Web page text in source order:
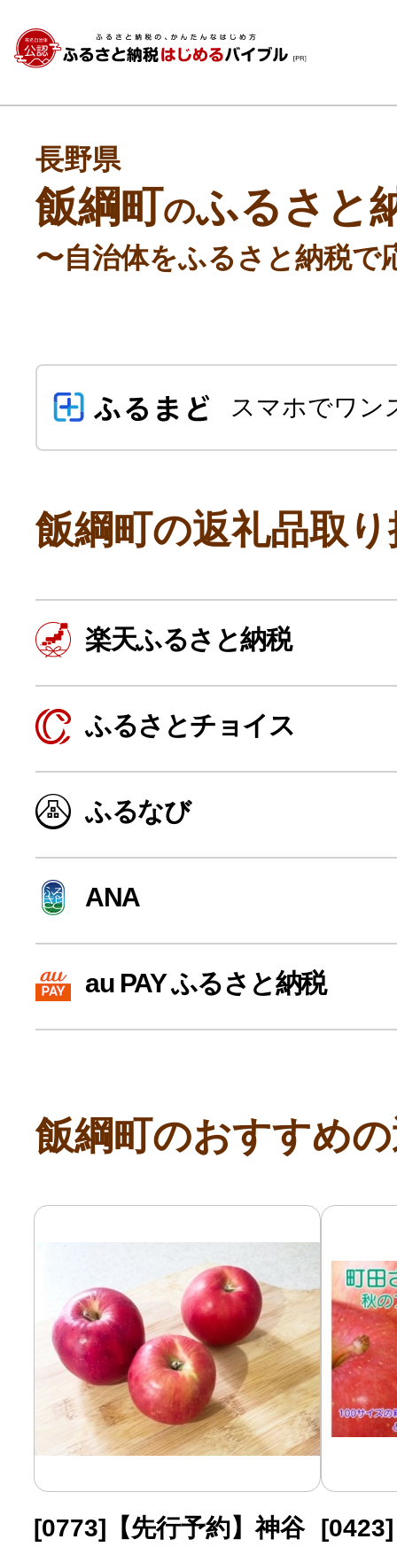
よく見られている返礼品
ふるさと納税徹底比較
寄付上限額シミュレーション
給与所得者版
副業・パラレルワーカー
ふるさと納税の基礎知識
10秒ぴったり診断
自治体直営サイト特集
はじめるバイブルとは
よくあるご質問
問い合わせ
長野県
飯綱町のふるさと
〜自治体をふるさと納税で
スマホでワン
飯綱町の返礼品取
楽天ふるさと納税
ふるさとチョイス
ふるなび
ANA
au PAY ふるさと納税
飯綱町のおすすめ
[0773]【先行予約】神谷